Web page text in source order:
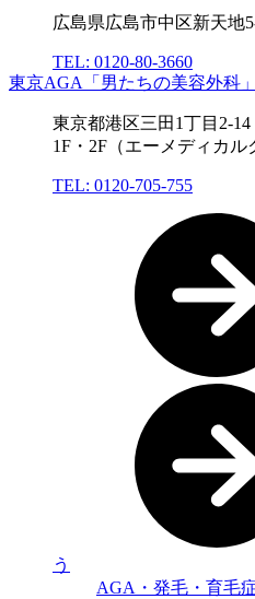
広島県広島市中区新天地
TEL: 0120-80-3660
東京AGA「男たちの美容外科
東京都港区三田1丁目2-
1F・2F（エーメディカル
TEL: 0120-705-755
う
AGA・発毛・育毛